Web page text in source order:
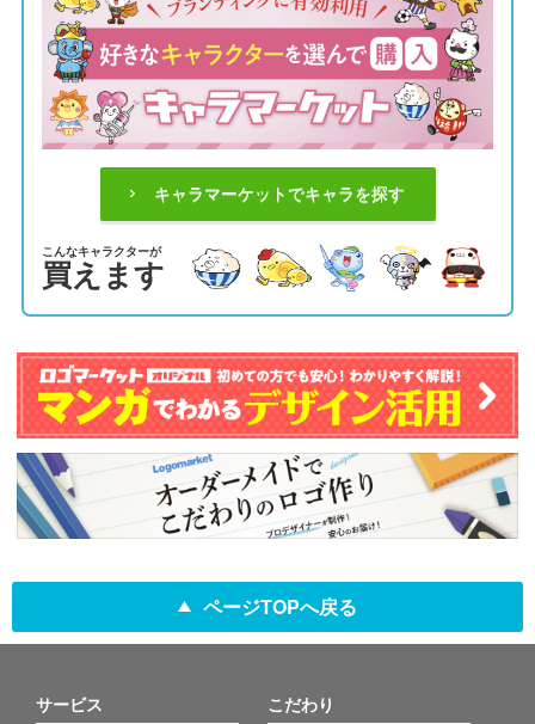
キャラマーケットでキャラを探す
こんなキャラクターが
買えます
ページTOPへ戻る
サービス こだわり